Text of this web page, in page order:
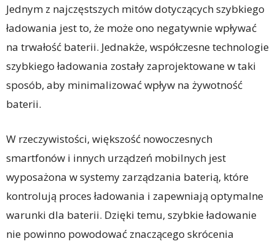
Jednym z najczęstszych mitów dotyczących szybkiego
ładowania jest to, że może ono negatywnie wpływać
na trwałość baterii. Jednakże, współczesne technologie
szybkiego ładowania zostały zaprojektowane w taki
sposób, aby minimalizować wpływ na żywotność
baterii.
W rzeczywistości, większość nowoczesnych
smartfonów i innych urządzeń mobilnych jest
wyposażona w systemy zarządzania baterią, które
kontrolują proces ładowania i zapewniają optymalne
warunki dla baterii. Dzięki temu, szybkie ładowanie
nie powinno powodować znaczącego skrócenia